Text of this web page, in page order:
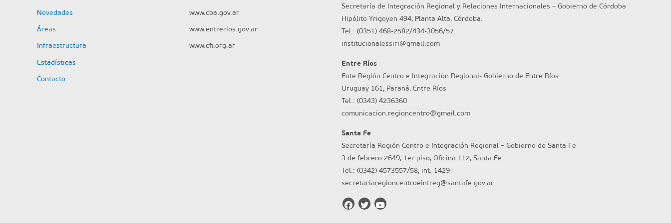
Novedades
Áreas
Infraestructura
Estadísticas
Contacto
www.cba.gov.ar
www.entrerios.gov.ar
www.cfi.org.ar
Secretaría de Integración Regional y Relaciones Internacionales – Gobierno de Córdoba
Hipólito Yrigoyen 494, Planta Alta, Córdoba.
Tel.: (0351) 468-2582/434-3056/57
institucionalessiri@gmail.com
Entre Ríos
Ente Región Centro e Integración Regional- Gobierno de Entre Ríos
Uruguay 161, Paraná, Entre Ríos
Tel.: (0343) 4236360
comunicacion.regioncentro@gmail.com
Santa Fe
Secretaría Región Centro e Integración Regional – Gobierno de Santa Fe
3 de febrero 2649, 1er piso, Oficina 112, Santa Fe.
Tel.: (0342) 4573557/58, int. 1429
secretariaregioncentroeintreg@santafe.gov.ar